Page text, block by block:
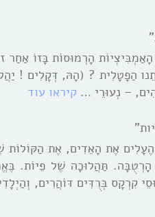
הָרְמוּסוֹת בָּזוֹ אַחַר
הַפָטָלִית ? (הָהּ, דְּקָלִים !
– נְעוּרֵי … קיראו עוד
אֶת הָאֵדִים, אֶת
תַּהֲלוּכָה שֶׁל פֵיוֹת.
קִרְקָס בְּרֻדִּים דּוֹהֲרִים,